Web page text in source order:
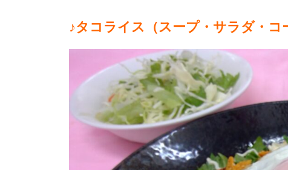
♪タコライス（スープ・サラダ・